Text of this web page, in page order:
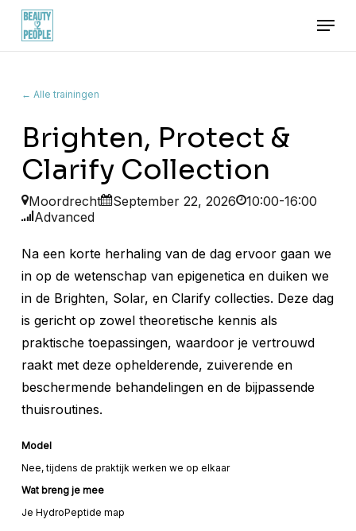
Skip
main
Menu
← Alle trainingen
Brighten, Protect &
Clarify Collection
Moordrecht September 22, 2026
10:00-16:00
Advanced
Na een korte herhaling van de dag ervoor gaan we
in op de wetenschap van epigenetica en duiken we
in de Brighten, Solar, en Clarify collecties. Deze dag
is gericht op zowel theoretische kennis als
praktische toepassingen, waardoor je vertrouwd
raakt met deze ophelderende, zuiverende en
beschermende behandelingen en de bijpassende
thuisroutines.
Model
Nee, tijdens de praktijk werken we op elkaar
Wat breng je mee
Je HydroPeptide map